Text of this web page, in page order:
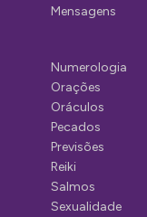
Mensagens
Numerologia
Orações
Oráculos
Pecados
Previsões
Reiki
Salmos
Sexualidade